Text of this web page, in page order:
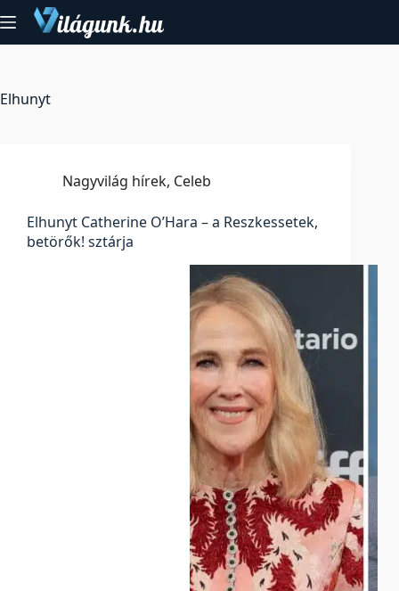
to
content
Elhunyt
Nagyvilág hírek, Celeb
Elhunyt Catherine O’Hara – a Reszkessetek,
betörők! sztárja